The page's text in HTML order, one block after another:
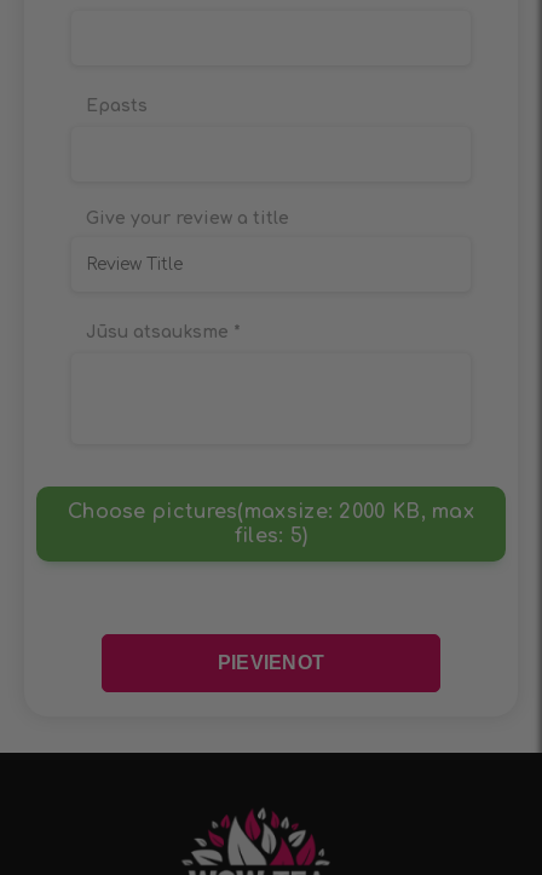
Give your review a title
Jūsu atsauksme *
Choose pictures(maxsize: 2000 KB, max
files: 5)
Epasts